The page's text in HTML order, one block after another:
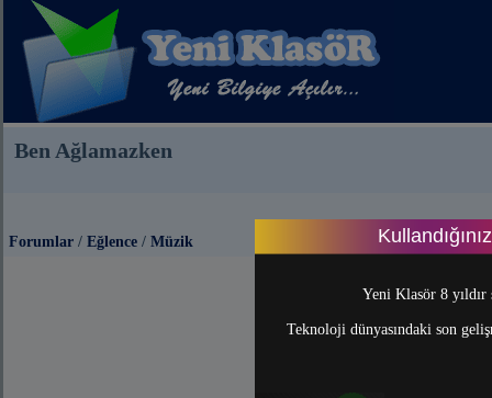
Yeni Klasör 8
Teknoloji dünyasındaki son
Ben Ağlamazken
Forumlar / Eğlence / Müzik